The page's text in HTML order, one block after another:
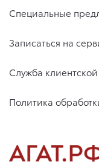
Специальные
Записаться на
Служба
Политика